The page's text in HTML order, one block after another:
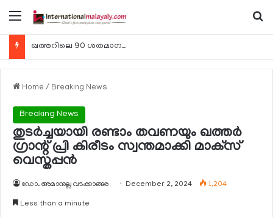
Menu
Home / Breaking News
Breaking News
തുടര്‍ച്ചയായി രണ്ടാം തവണയും ഖത്തര്‍
ഗ്രാന്റ് പ്രി കിരീടം സ്വന്തമാക്കി മാക്‌സ്
വെസ്തപ്പന്‍
ഡോ. അമാനുല്ല വടക്കാങ്ങര December 2, 2024 1,204
Less than a minute